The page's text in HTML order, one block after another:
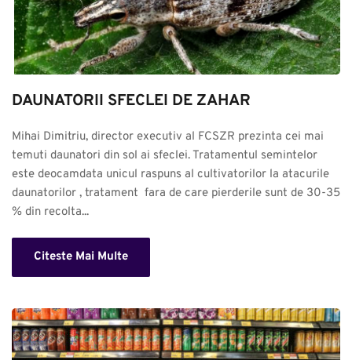
DAUNATORII SFECLEI DE ZAHAR
Mihai Dimitriu, director executiv al FCSZR prezinta cei mai
temuti daunatori din sol ai sfeclei. Tratamentul semintelor
este deocamdata unicul raspuns al cultivatorilor la atacurile
daunatorilor , tratament  fara de care pierderile sunt de 30-35
% din recolta...
Citeste Mai Multe